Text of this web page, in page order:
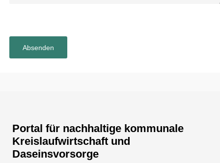
Portal für nachhaltige kommunale
Kreislaufwirtschaft und
Daseinsvorsorge